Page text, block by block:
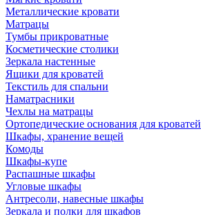
Металлические кровати
Матрацы
Тумбы прикроватные
Косметические столики
Зеркала настенные
Ящики для кроватей
Текстиль для спальни
Наматрасники
Чехлы на матрацы
Ортопедические основания для кроватей
Шкафы, хранение вещей
Комоды
Шкафы-купе
Распашные шкафы
Угловые шкафы
Антресоли, навесные шкафы
Зеркала и полки для шкафов